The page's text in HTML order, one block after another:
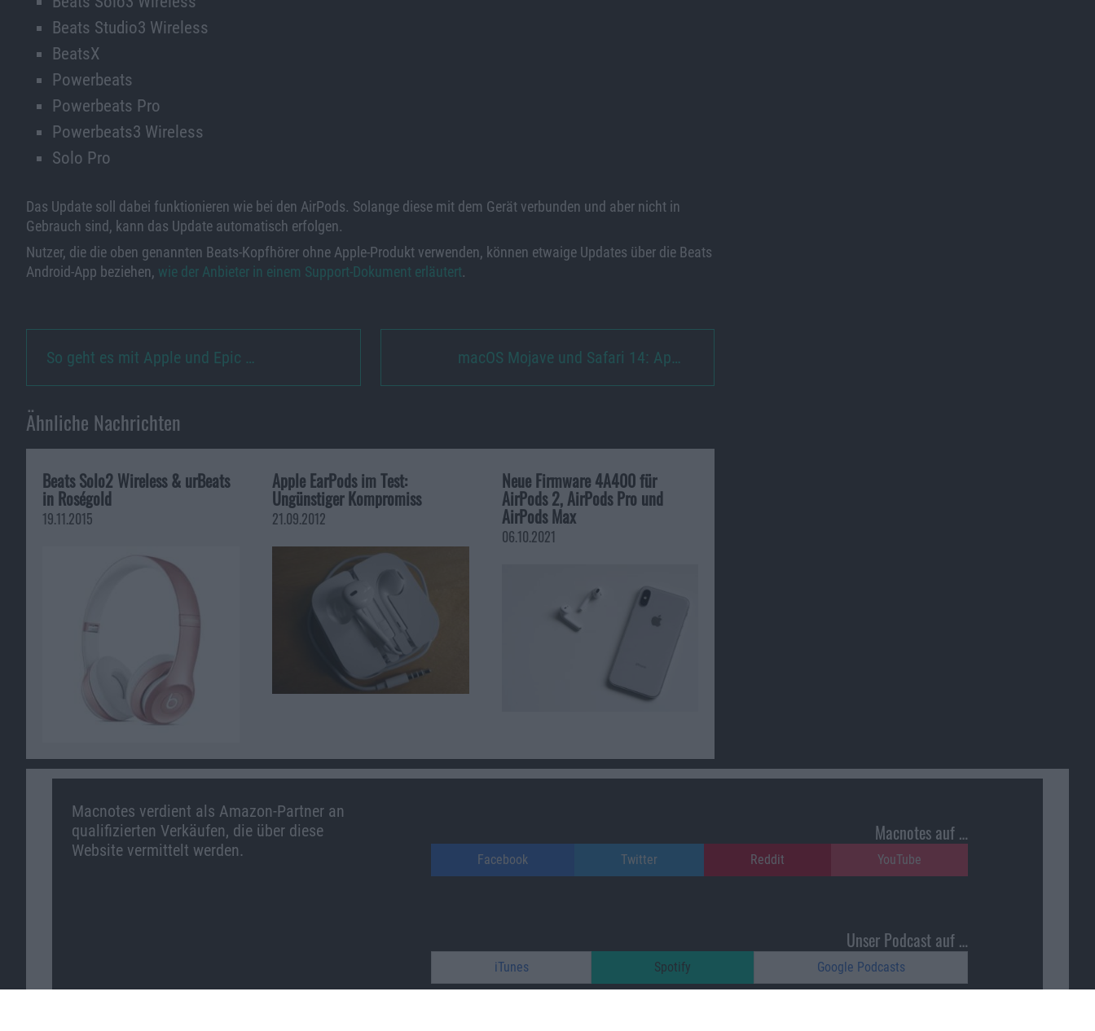
Beats Studio3 Wireless
BeatsX
Powerbeats
‌Powerbeats Pro‌
Powerbeats3 Wireless
Solo Pro
Das Update soll dabei funktionieren wie bei den AirPods. Solange diese mit dem Gerät verbunden und aber nicht in
Gebrauch sind, kann das Update automatisch erfolgen.
Nutzer, die die oben genannten Beats-Kopfhörer ohne Apple-Produkt verwenden, können etwaige Updates über die Beats
Android-App beziehen, wie der Anbieter in einem Support-Dokument erläutert.
So geht es mit Apple und Epic … macOS Mojave und Safari 14: Ap…
Ähnliche Nachrichten
Beats Solo2 Wireless & urBeats
in Roségold
19.11.2015
Apple EarPods im Test:
Ungünstiger Kompromiss
21.09.2012
Neue Firmware 4A400 für
AirPods 2, AirPods Pro und
AirPods Max
06.10.2021
Macnotes verdient als Amazon-Partner an
qualifizierten Verkäufen, die über diese
Website vermittelt werden.
Macnotes auf …
Facebook Twitter Reddit YouTube
Unser Podcast auf …
iTunes Spotify Google Podcasts